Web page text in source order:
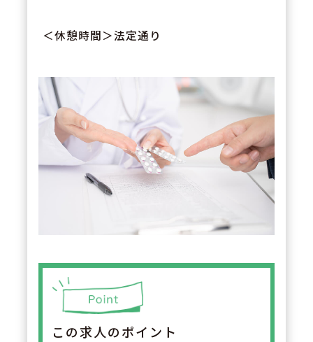
＜休憩時間＞法定通り
この求人のポイント